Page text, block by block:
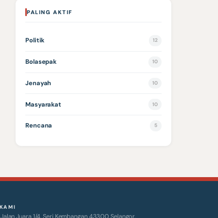
PALING AKTIF
Politik 12
Bolasepak 10
Jenayah 10
Masyarakat 10
Rencana 5
Juara 1/4, Seri Kembangan 43300 Selangor.